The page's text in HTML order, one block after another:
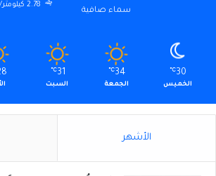
سماء صافية
2.78 كيلومتر/ساعة
30
℃
الخميس
34
℃
الجمعة
31
℃
السبت
الأشهر